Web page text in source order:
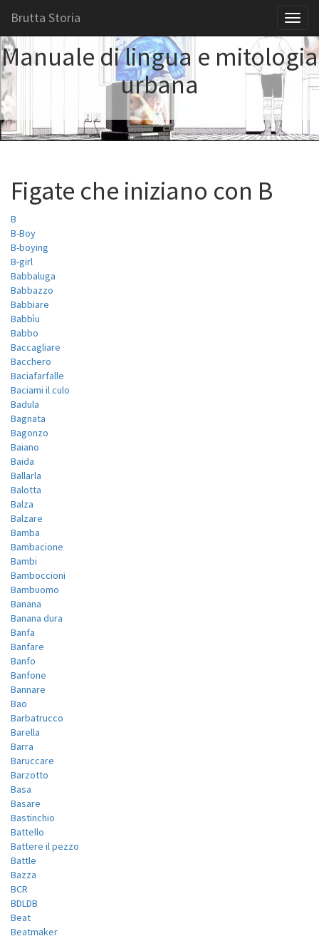
Brutta Storia
Manuale di lingua e mitologia
urbana
Figate che iniziano con B
B
B-Boy
B-boying
B-girl
Babbaluga
Babbazzo
Babbiare
Babbìu
Babbo
Baccagliare
Bacchero
Baciafarfalle
Baciami il culo
Badula
Bagnata
Bagonzo
Baiano
Baida
Ballarla
Balotta
Balza
Balzare
Bamba
Bambacione
Bambi
Bamboccioni
Bambuomo
Banana
Banana dura
Banfa
Banfare
Banfo
Banfone
Bannare
Bao
Barbatrucco
Barella
Barra
Baruccare
Barzotto
Basa
Basare
Bastinchio
Battello
Battere il pezzo
Battle
Bazza
BCR
BDLDB
Beat
Beatmaker